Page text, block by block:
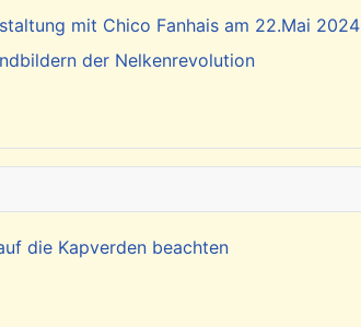
mit Chico Fanhais am 22.Mai 2024
der Nelkenrevolution
die Kapverden beachten